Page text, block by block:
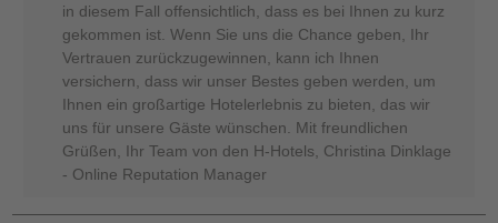
in diesem Fall offensichtlich, dass es bei Ihnen zu kurz
gekommen ist. Wenn Sie uns die Chance geben, Ihr
Vertrauen zurückzugewinnen, kann ich Ihnen
versichern, dass wir unser Bestes geben werden, um
Ihnen ein großartige Hotelerlebnis zu bieten, das wir
uns für unsere Gäste wünschen. Mit freundlichen
Grüßen, Ihr Team von den H-Hotels, Christina Dinklage
- Online Reputation Manager